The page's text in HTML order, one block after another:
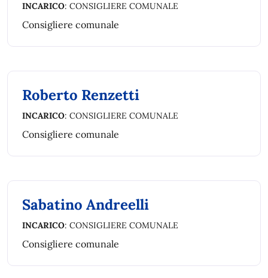
INCARICO: CONSIGLIERE COMUNALE
Consigliere comunale
Roberto Renzetti
INCARICO: CONSIGLIERE COMUNALE
Consigliere comunale
Sabatino Andreelli
INCARICO: CONSIGLIERE COMUNALE
Consigliere comunale